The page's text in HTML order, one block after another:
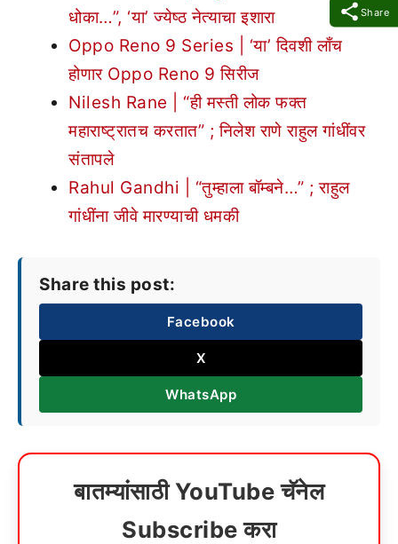
Share
धोका…”, ‘या’ ज्येष्ठ नेत्याचा इशारा
Oppo Reno 9 Series | ‘या’ दिवशी लाँच
होणार Oppo Reno 9 सिरीज
Nilesh Rane | “ही मस्ती लोक फक्त
महाराष्ट्रातच करतात” ; निलेश राणे राहुल गांधींवर
संतापले
Rahul Gandhi | “तुम्हाला बॉम्बने…” ; राहुल
गांधींना जीवे मारण्याची धमकी
Share this post:
Facebook
X
WhatsApp
बातम्यांसाठी YouTube चॅनेल
Subscribe करा